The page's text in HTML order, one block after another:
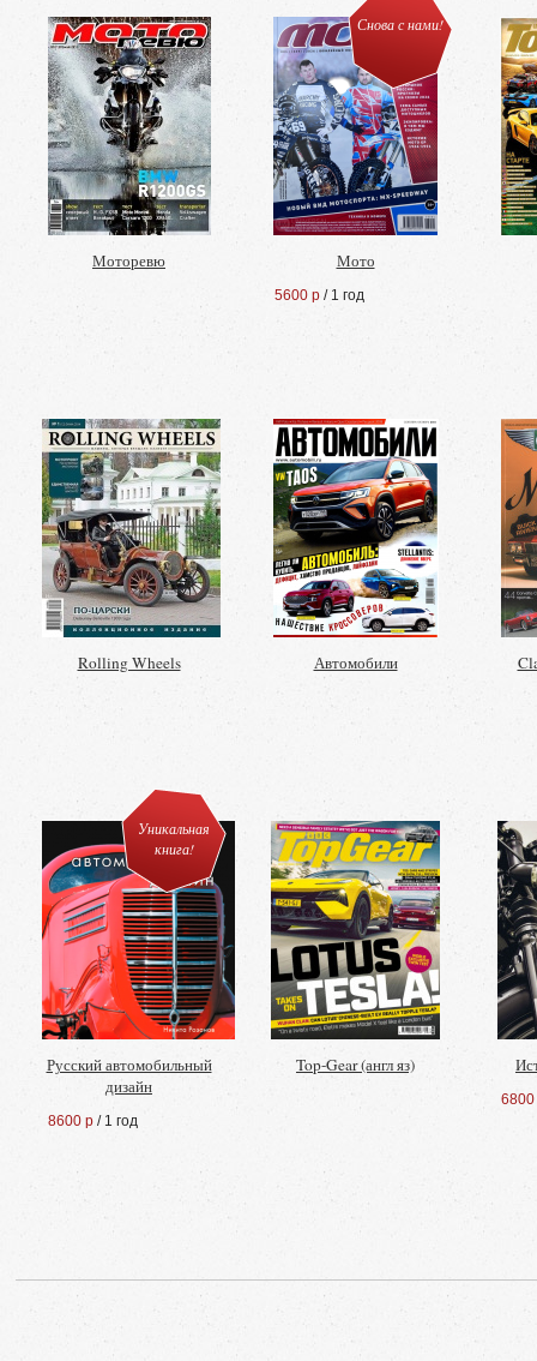
Моторевю
Снова с нами!
Мото
5600 р / 1 год
Rolling Wheels Автомобили
Уникальная
книга!
Русский автомобильный
дизайн
8600 р / 1 год
Top-Gear (англ яз)
6800